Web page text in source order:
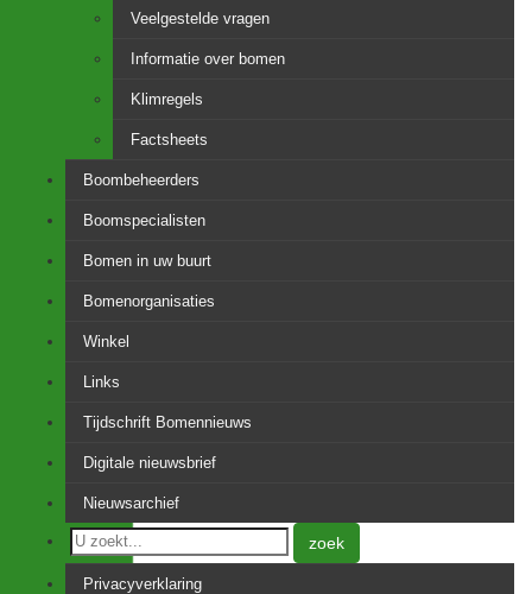
Veelgestelde vragen
Informatie over bomen
Klimregels
Factsheets
Boombeheerders
Boomspecialisten
Bomen in uw buurt
Bomenorganisaties
Winkel
Links
Tijdschrift Bomennieuws
Digitale nieuwsbrief
Nieuwsarchief
zoek
Privacyverklaring